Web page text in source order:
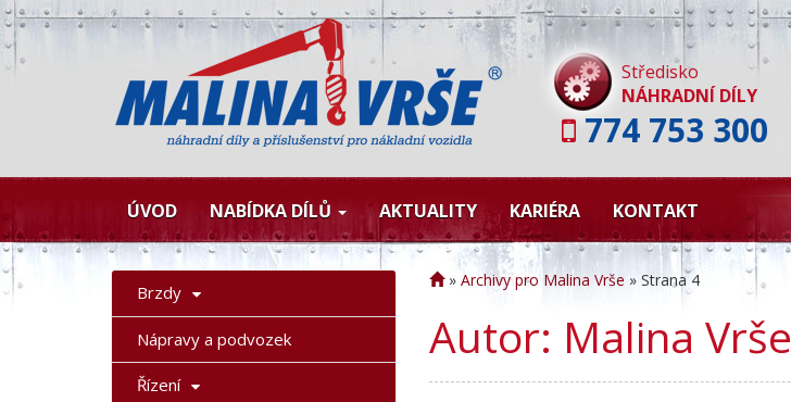
Středisko
NÁHRADNÍ DÍLY
774 753 300
Skip
to
content
ÚVOD NABÍDKA DÍLŮ AKTUALITY KARIÉRA KONTAKT
Brzdy
Nápravy a podvozek
Řízení
» Archivy pro Malina Vrše » Strana 4
Autor: Malina Vrše